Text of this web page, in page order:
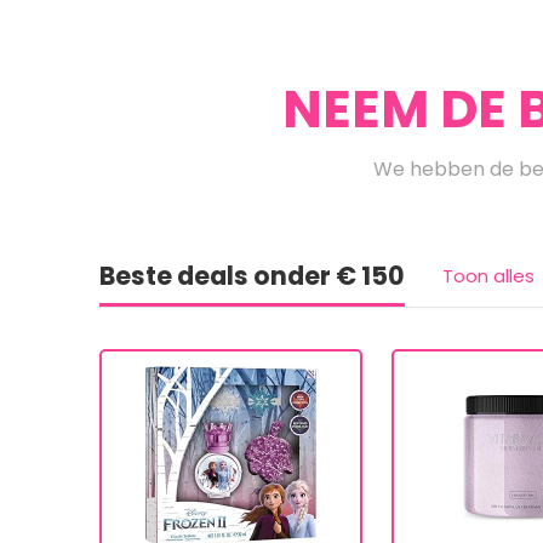
NEEM DE
We hebben de
Beste deals onder € 150 Toon alles